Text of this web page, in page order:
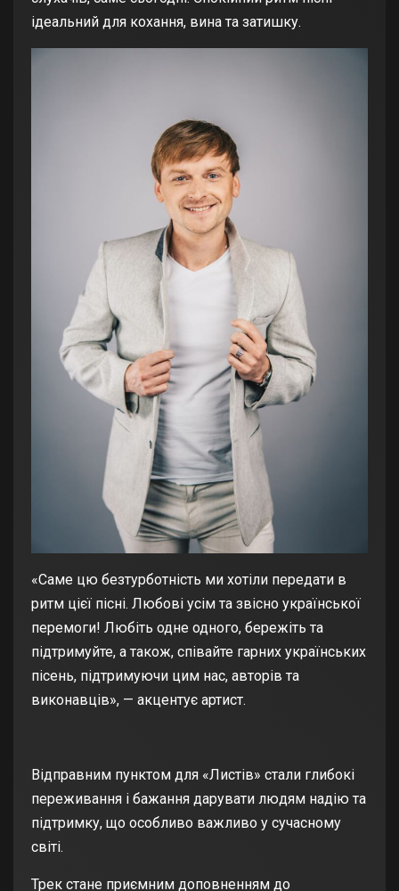
ідеальний для кохання, вина та затишку.
«Саме цю безтурботність ми хотіли передати в
ритм цієї пісні. Любові усім та звісно української
перемоги! Любіть одне одного, бережіть та
підтримуйте, а також, співайте гарних українських
пісень, підтримуючи цим нас, авторів та
виконавців», — акцентує артист.
Відправним пунктом для «Листів» стали глибокі
переживання і бажання дарувати людям надію та
підтримку, що особливо важливо у сучасному
світі.
Трек стане приємним доповненням до